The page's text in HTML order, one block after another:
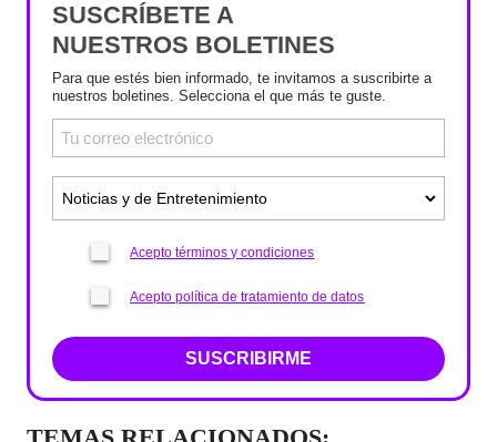
SUSCRÍBETE A
NUESTROS BOLETINES
Para que estés bien informado, te invitamos a suscribirte a
nuestros boletines. Selecciona el que más te guste.
Acepto términos y condiciones
Acepto política de tratamiento de datos
SUSCRIBIRME